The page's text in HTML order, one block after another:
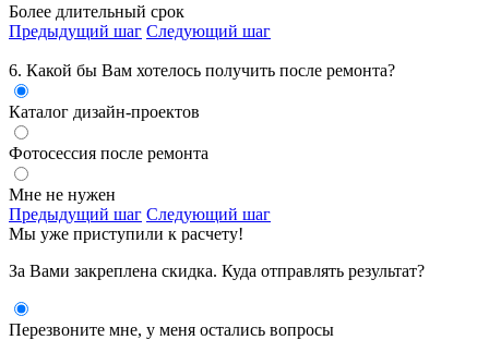
Более длительный срок
Предыдущий шаг Следующий шаг
6. Какой бы Вам хотелось получить после ремонта?
Каталог дизайн-проектов
Фотосессия после ремонта
Мне не нужен
Предыдущий шаг Следующий шаг
Мы уже приступили к расчету!
За Вами закреплена скидка. Куда отправлять результат?
Перезвоните мне, у меня остались вопросы